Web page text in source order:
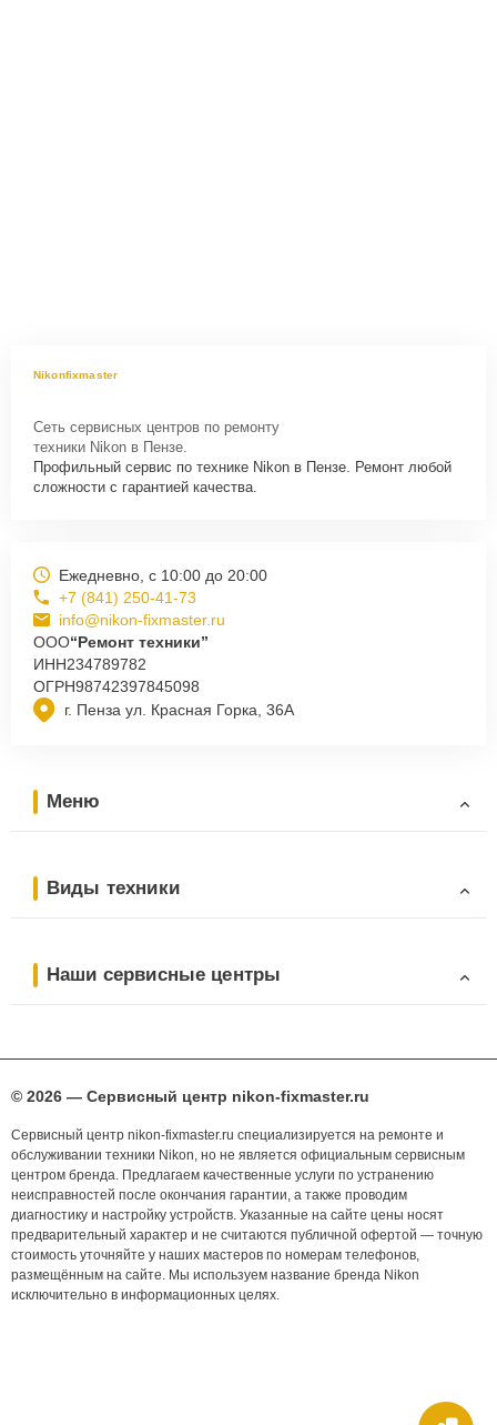
Nikonfixmaster
Сеть сервисных центров по ремонту
техники Nikon в Пензе.
Профильный сервис по технике Nikon в Пензе. Ремонт любой
сложности с гарантией качества.
г. Пенза ул. Красная Горка, 36А
Ежедневно, с 10:00 до 20:00
+7 (841) 250-41-73
info@nikon-fixmaster.ru
ООО“Ремонт техники”
ИНН234789782
ОГРН98742397845098
Меню
Виды техники
Наши сервисные центры
© 2026 — Сервисный центр nikon-fixmaster.ru
Сервисный центр nikon-fixmaster.ru специализируется на ремонте и
обслуживании техники Nikon, но не является официальным сервисным
центром бренда. Предлагаем качественные услуги по устранению
неисправностей после окончания гарантии, а также проводим
диагностику и настройку устройств. Указанные на сайте цены носят
предварительный характер и не считаются публичной офертой — точную
стоимость уточняйте у наших мастеров по номерам телефонов,
размещённым на сайте. Мы используем название бренда Nikon
исключительно в информационных целях.